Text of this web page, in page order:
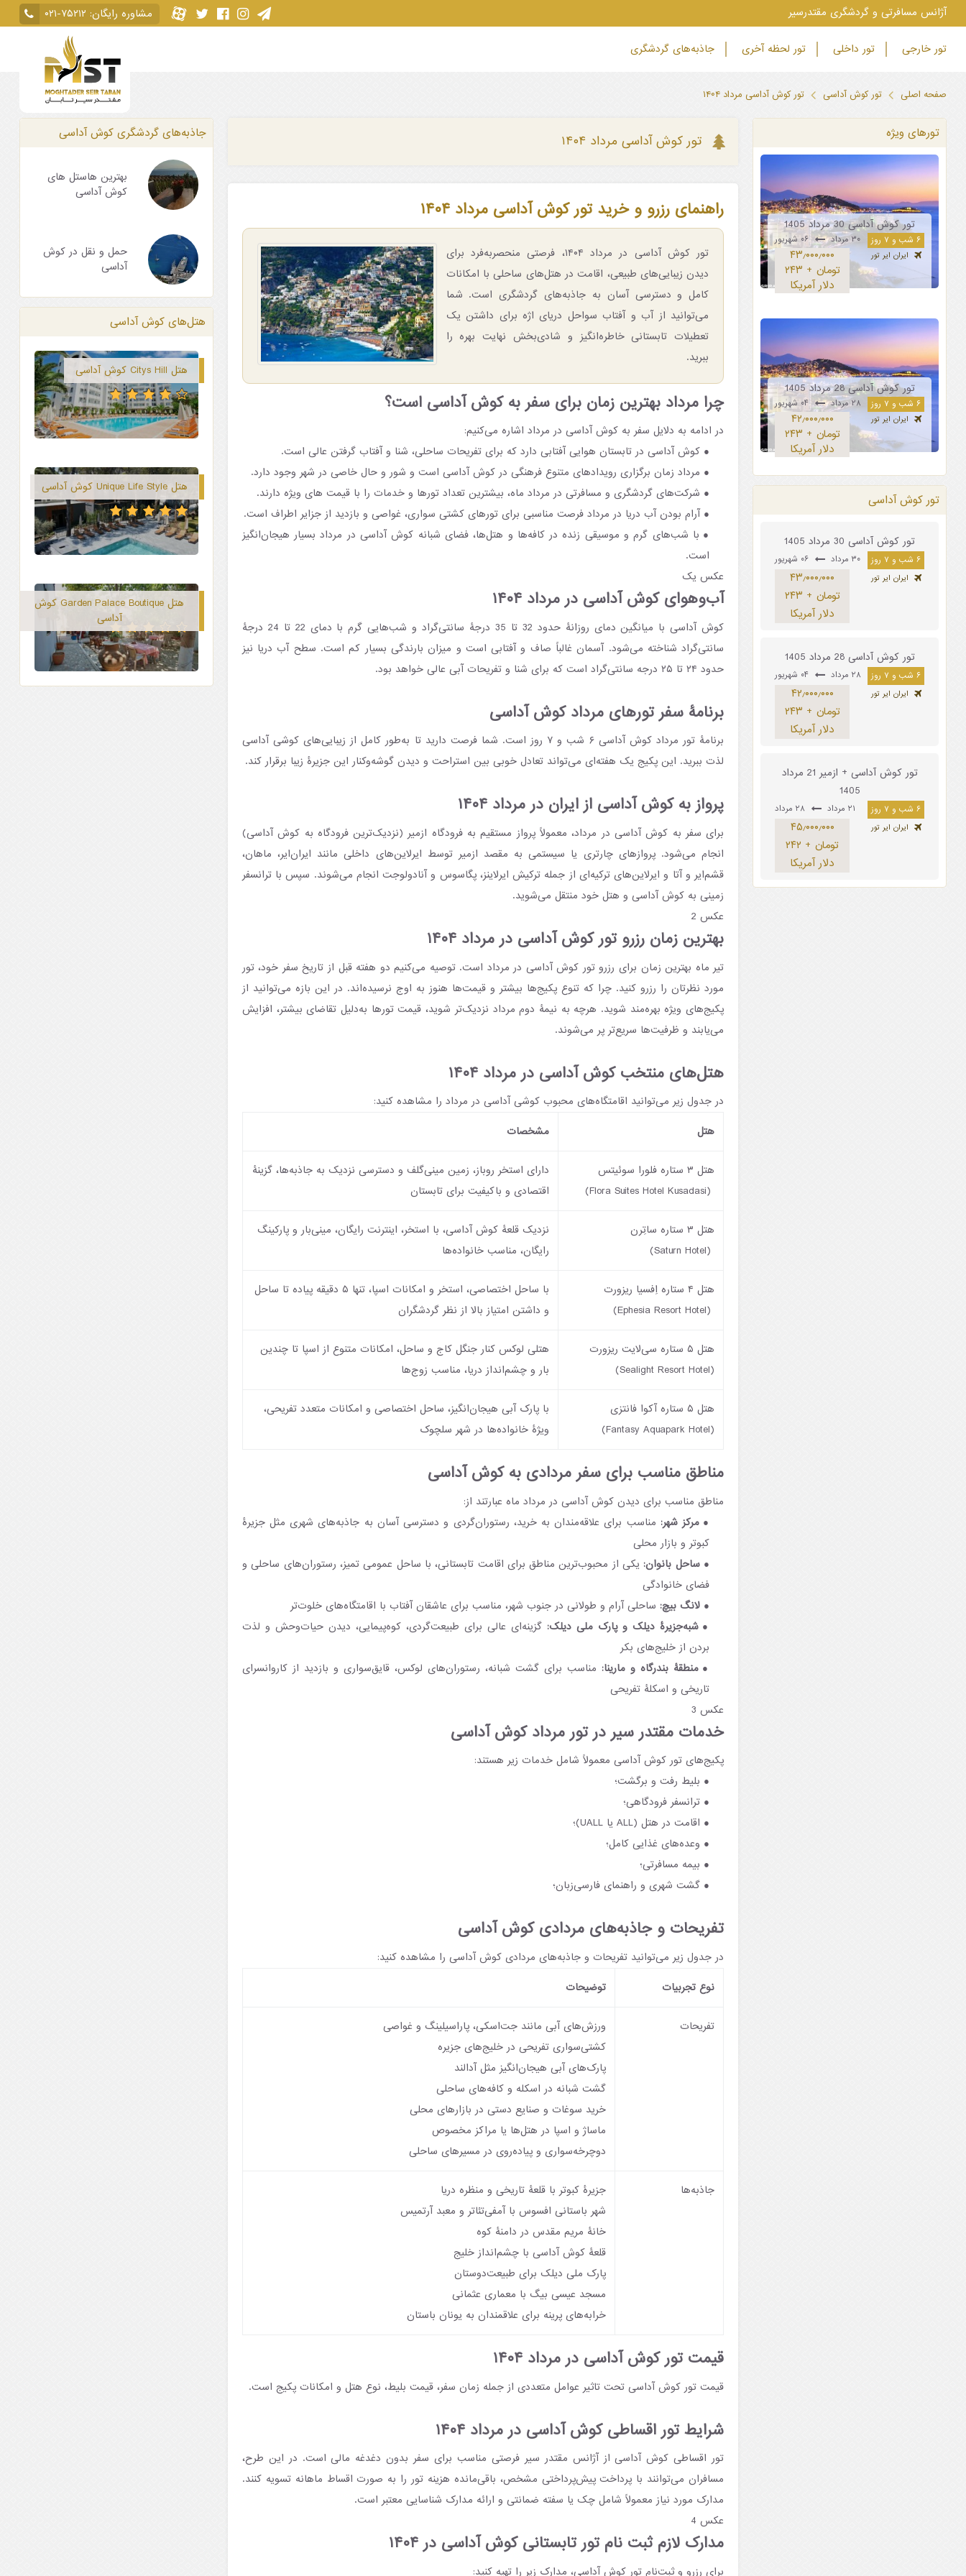
‫آژانس مسافرتی و گردشگری مقتدرسیر مشاوره رایگان: ۰۲۱-۷۵۲۱۲
تور خارجی تور داخلی تور لحظه آخری جاذبه‌های گردشگری
صفحه اصلی تور کوش آداسی تور کوش آداسی مرداد ۱۴۰۴
تور کوش آداسی مرداد ۱۴۰۴
راهنمای رزرو و خرید تور کوش آداسی مرداد ۱۴۰۴
تور کوش آداسی در مرداد ۱۴۰۴، فرصتی منحصربه‌فرد برای
دیدن زیبایی‌های طبیعی، اقامت در هتل‌های ساحلی با امکانات
کامل و دسترسی آسان به جاذبه‌های گردشگری است. شما
می‌توانید از آب و آفتاب سواحل دریای اژه برای داشتن یک
تعطیلات تابستانی خاطره‌انگیز و شادی‌بخش نهایت بهره را
ببرید.
چرا مرداد بهترین زمان برای سفر به کوش آداسی است؟
در ادامه به دلایل سفر به کوش آداسی در مرداد اشاره می‌کنیم:
کوش آداسی در تابستان هوایی آفتابی دارد که برای تفریحات ساحلی، شنا و آفتاب گرفتن عالی است.
مرداد زمان برگزاری رویدادهای متنوع فرهنگی در کوش آداسی است و شور و حال خاصی در شهر وجود دارد.
شرکت‌های گردشگری و مسافرتی در مرداد ماه، بیشترین تعداد تورها و خدمات را با قیمت های ویژه دارند.
آرام بودن آب دریا در مرداد فرصت مناسبی برای تورهای کشتی سواری، غواصی و بازدید از جزایر اطراف است.
با شب‌های گرم و موسیقی زنده در کافه‌ها و هتل‌ها، فضای شبانه‌ کوش آداسی در مرداد بسیار هیجان‌انگیز
است.
عکس یک
آب‌وهوای کوش آداسی در مرداد ۱۴۰۴
کوش آداسی با میانگین دمای روزانۀ حدود 32 تا 35 درجۀ سانتی‌گراد و شب‌هایی گرم با دمای 22 تا 24 درجۀ
سانتی‌گراد شناخته می‌شود. آسمان غالباً صاف و آفتابی است و میزان بارندگی بسیار کم است. سطح آب دریا نیز
حدود ۲۴ تا ۲۵ درجه سانتی‌گراد است که برای شنا و تفریحات آبی عالی خواهد بود.
برنامۀ سفر تورهای مرداد کوش آداسی
برنامۀ تور مرداد کوش آداسی ۶ شب و ۷ روز است. شما فرصت دارید تا به‌طور کامل از زیبایی‌های کوشی آداسی
لذت ببرید. این پکیج یک هفته‌ای می‌تواند تعادل خوبی بین استراحت و دیدن گوشه‌وکنار این جزیرۀ زیبا برقرار کند.
پرواز به کوش آداسی از ایران در مرداد ۱۴۰۴
برای سفر به کوش آداسی در مرداد، معمولاً پرواز مستقیم به فرودگاه ازمیر (نزدیک‌ترین فرودگاه به کوش آداسی)
انجام می‌شود. پروازهای چارتری یا سیستمی به مقصد ازمیر توسط ایرلاین‌های داخلی مانند ایران‌ایر، ماهان،
قشم‌ایر و آتا و ایرلاین‌های ترکیه‌ای از جمله ترکیش ایرلاینز، پگاسوس و آنادولوجت انجام می‌شوند. سپس با ترانسفر
زمینی به کوش آداسی و هتل خود منتقل می‌شوید.
عکس 2
بهترین زمان رزرو تور کوش آداسی در مرداد ۱۴۰۴
تیر ماه بهترین زمان برای رزرو تور کوش آداسی در مرداد است. توصیه می‌کنیم دو هفته قبل از تاریخ سفر خود، تور
مورد نظرتان را رزرو کنید. چرا که تنوع پکیج‌ها بیشتر و قیمت‌ها هنوز به اوج نرسیده‌اند. در این بازه می‌توانید از
پکیج‌های ویژه بهره‌مند شوید. هرچه به نیمۀ دوم مرداد نزدیک‌تر شوید، قیمت تورها به‌دلیل تقاضای بیشتر، افزایش
می‌یابند و ظرفیت‌ها سریع‌تر پر می‌شوند.
هتل‌های منتخب کوش آداسی در مرداد ۱۴۰۴
در جدول زیر می‌توانید اقامتگاه‌های محبوب کوشی آداسی در مرداد را مشاهده کنید:
هتل
مشخصات
هتل ۳ ستاره فلورا سوئیتس
(Flora Suites Hotel Kusadasi)
دارای استخر روباز، زمین مینی‌گلف و دسترسی نزدیک به جاذبه‌ها، گزینۀ
اقتصادی و باکیفیت برای تابستان
هتل ۳ ستاره ساتِرن
(Saturn Hotel)
نزدیک قلعۀ کوش آداسی، با استخر، اینترنت رایگان، مینی‌بار و پارکینگ
رایگان، مناسب خانواده‌ها
هتل ۴ ستاره اِفسیا ریزورت
(Ephesia Resort Hotel)
با ساحل اختصاصی، استخر و امکانات اسپا، تنها ۵ دقیقه پیاده تا ساحل
و داشتن امتیاز بالا از نظر گردشگران
هتل ۵ ستاره سی‌لایت ریزورت
(Sealight Resort Hotel)
هتلی لوکس کنار جنگل کاج و ساحل، امکانات متنوع از اسپا تا چندین
بار و چشم‌انداز دریا، مناسب زوج‌ها
هتل ۵ ستاره آکوا فانتزی
(Fantasy Aquapark Hotel)
با پارک آبی هیجان‌انگیز، ساحل اختصاصی و امکانات متعدد تفریحی،
ویژۀ خانواده‌ها در شهر سلچوک
مناطق مناسب برای سفر مردادی به کوش آداسی
مناطق مناسب برای دیدن کوش آداسی در مرداد ماه عبارتند از:
مرکز شهر: مناسب برای علاقه‌مندان به خرید، رستوران‌گردی و دسترسی آسان به جاذبه‌های شهری مثل جزیرۀ
کبوتر و بازار محلی
ساحل بانوان: یکی از محبوب‌ترین مناطق برای اقامت تابستانی، با ساحل عمومی تمیز، رستوران‌های ساحلی و
فضای خانوادگی
لانگ بیچ: ساحلی آرام و طولانی در جنوب شهر، مناسب برای عاشقان آفتاب با اقامتگاه‌های خلوت‌تر
شبه‌جزیرۀ دیلک و پارک ملی دیلک: گزینه‌ای عالی برای طبیعت‌گردی، کوه‌پیمایی، دیدن حیات‌وحش و لذت
بردن از خلیج‌های بکر
منطقۀ بندرگاه و مارینا: مناسب برای گشت‌ شبانه، رستوران‌های لوکس، قایق‌سواری و بازدید از کاروانسرای
تاریخی و اسکلۀ تفریحی
عکس 3
خدمات مقتدر سیر در تور مرداد کوش آداسی
پکیج‌های تور کوش آداسی معمولاً شامل خدمات زیر هستند:
بلیط رفت و برگشت؛
ترانسفر فرودگاهی؛
اقامت در هتل (ALL یا UALL)؛
وعده‌های غذایی کامل؛
بیمه مسافرتی؛
گشت شهری و راهنمای فارسی‌زبان؛
تفریحات و جاذبه‌های مردادی کوش آداسی
در جدول زیر می‌توانید تفریحات و جاذبه‌های مردادی کوش آداسی را مشاهده کنید:
نوع تجربیات
توضیحات
تفریحات
ورزش‌های آبی مانند جت‌اسکی، پاراسیلینگ و غواصی
کشتی‌سواری تفریحی در خلیج‌های جزیره
پارک‌های آبی هیجان‌انگیز مثل آدالند
گشت‌ شبانه در اسکله و کافه‌های ساحلی
خرید سوغات و صنایع دستی در بازارهای محلی
ماساژ و اسپا در هتل‌ها یا مراکز مخصوص
دوچرخه‌سواری و پیاده‌روی در مسیرهای ساحلی
جاذبه‌ها
جزیرۀ کبوتر با قلعۀ تاریخی و منظره دریا
شهر باستانی افسوس با آمفی‌تئاتر و معبد آرتمیس
خانۀ مریم مقدس در دامنۀ کوه
قلعۀ کوش آداسی با چشم‌انداز خلیج
پارک ملی دیلک برای طبیعت‌دوستان
مسجد عیسی بیگ با معماری عثمانی
خرابه‌های پرینه برای علاقمندان به یونان باستان
قیمت تور کوش آداسی در مرداد ۱۴۰۴
قیمت تور کوش آداسی تحت تاثیر عوامل متعددی از جمله زمان سفر، قیمت بلیط، نوع هتل و امکانات پکیج است.
شرایط تور اقساطی کوش آداسی در مرداد ۱۴۰۴
تور اقساطی کوش آداسی از آژانس مقتدر سیر فرصتی مناسب برای سفر بدون دغدغه مالی است. در این طرح،
مسافران می‌توانند با پرداخت پیش‌پرداختی مشخص، باقی‌مانده هزینه تور را به صورت اقساط ماهانه تسویه کنند.
مدارک مورد نیاز معمولاً شامل چک یا سفته ضمانتی و ارائه مدارک شناسایی معتبر است.
عکس 4
مدارک لازم ثبت نام تور تابستانی کوش آداسی در ۱۴۰۴
برای رزرو و ثبت‌نام تور کوش آداسی، مدارک زیر را تهیه کنید:
تورهای ویژه
تور کوش آداسی 30 مرداد 1405
۶ شب و ۷ روز ۳۰ مرداد ۰۶ شهریور
ایران ایر تور
۴۳٫۰۰۰٫۰۰۰
تومان + ۲۴۳
دلار آمریکا
تور کوش آداسی 28 مرداد 1405
۶ شب و ۷ روز ۲۸ مرداد ۰۴ شهریور
ایران ایر تور
۴۲٫۰۰۰٫۰۰۰
تومان + ۲۴۳
دلار آمریکا
تور کوش آداسی
تور کوش آداسی 30 مرداد 1405
۶ شب و ۷ روز ۳۰ مرداد
ایران ایر تور
۴۳٫۰۰۰٫۰۰۰
تومان + ۲۴۳
دلار آمریکا
تور کوش آداسی 28 مرداد 1405
۶ شب و ۷ روز ۲۸ مرداد
ایران ایر تور
۴۲٫۰۰۰٫۰۰۰
تومان + ۲۴۳
دلار آمریکا
تور کوش آداسی + ازمیر 21 مرداد
1405
۶ شب و ۷ روز ۲۱ مرداد
ایران ایر تور
۴۵٫۰۰۰٫۰۰۰
تومان + ۲۴۲
دلار آمریکا
جاذبه‌های گردشگری کوش آداسی
بهترین هاستل های
کوش آداسی
حمل و نقل در کوش
آداسی
هتل‌های کوش آداسی
هتل Citys Hill کوش آداسی
هتل Unique Life Style کوش آداسی
هتل Garden Palace Boutique کوش
آداسی